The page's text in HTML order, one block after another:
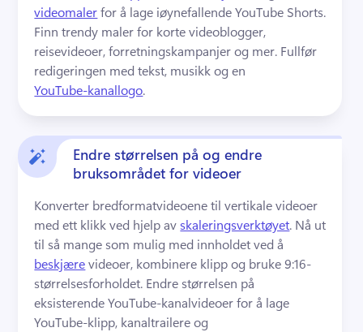
videomaler
Finn trendy maler for korte videoblogger,
reisevideoer, forretningskampanjer og mer. Fullfør
redigeringen med tekst, musikk og en
YouTube-kanallogo.
Endre størrelsen på og endre
bruksområdet for videoer
Konverter bredformatvideoene til vertikale videoer
med ett klikk ved hjelp av skaleringsverktøyet. Nå ut
til så mange som mulig med innholdet ved å
beskjære videoer, kombinere klipp og bruke 9:16-
størrelsesforholdet. Endre størrelsen på
eksisterende YouTube-kanalvideoer for å lage
YouTube-klipp, kanaltrailere og